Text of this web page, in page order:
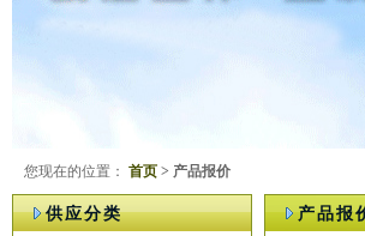
您现在的位置： 首页 > 产品报价
供应分类 产品报